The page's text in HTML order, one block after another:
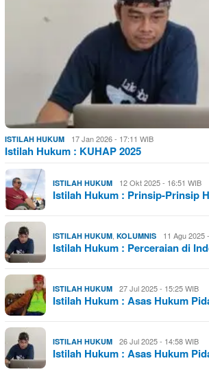
ISTILAH HUKUM 17 Jan 2026 - 17:11 WIB
Istilah Hukum : KUHAP 2025
ISTILAH HUKUM 12 Okt 2025 - 16:51 WIB
Istilah Hukum : Prinsip-Prinsip
ISTILAH HUKUM, KOLUMNIS 11 Agu 2025
Istilah Hukum : Perceraian di
ISTILAH HUKUM 27 Jul 2025 - 15:25 WIB
Istilah Hukum : Asas Hukum
ISTILAH HUKUM 26 Jul 2025 - 14:58 WIB
Istilah Hukum : Asas Hukum